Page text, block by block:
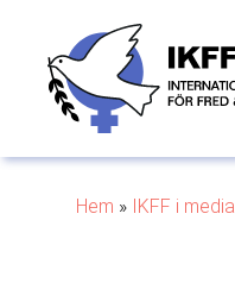
Hem » IKFF i media